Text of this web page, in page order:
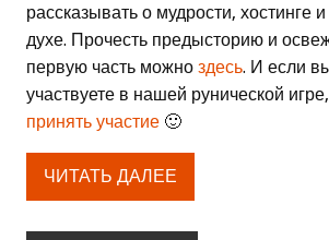
рассказывать о мудрости, хостинге
духе. Прочесть предысторию и
первую часть можно здесь. И если
участвуете в нашей рунической
принять участие 🙂
ЧИТАТЬ ДАЛЕЕ